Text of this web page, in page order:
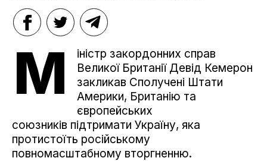
М
іністр закордонних справ
Великої Британії Девід Кемерон
закликав Сполучені Штати
Америки, Британію та
європейських
союзників підтримати Україну, яка
протистоїть російському
повномасштабному вторгненню.